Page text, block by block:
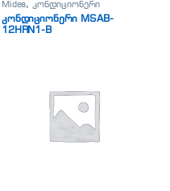
Midea,კონდიციონერი
კონდიციონერი MSAB-
12HRN1-B